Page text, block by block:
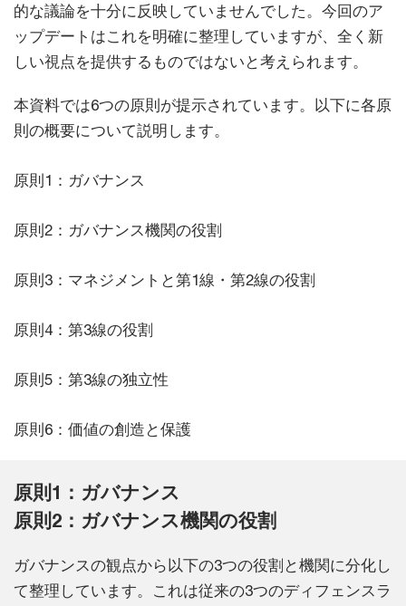
的な議論を十分に反映していませんでした。今回のア
ップデートはこれを明確に整理していますが、全く新
しい視点を提供するものではないと考えられます。
本資料では6つの原則が提示されています。以下に各原
則の概要について説明します。
原則1：ガバナンス
原則2：ガバナンス機関の役割
原則3：マネジメントと第1線・第2線の役割
原則4：第3線の役割
原則5：第3線の独立性
原則6：価値の創造と保護
原則1：ガバナンス
原則2：ガバナンス機関の役割
ガバナンスの観点から以下の3つの役割と機関に分化し
て整理しています。これは従来の3つのディフェンスラ